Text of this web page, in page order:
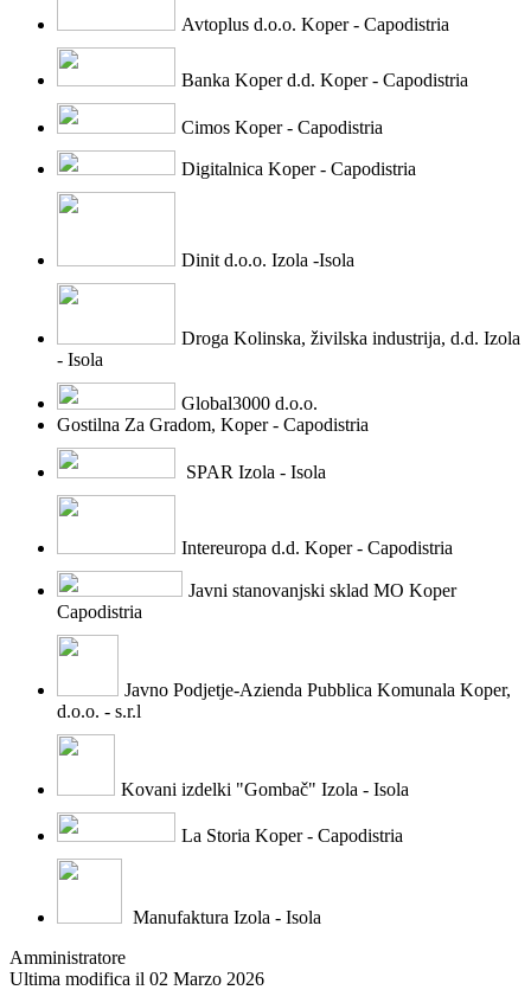
Avtoplus d.o.o. Koper - Capodistria
Banka Koper d.d. Koper - Capodistria
Cimos Koper - Capodistria
Digitalnica Koper - Capodistria
Dinit d.o.o. Izola -Isola
Droga Kolinska, živilska industrija, d.d. Izola
- Isola
Global3000 d.o.o.
Gostilna Za Gradom, Koper - Capodistria
SPAR Izola - Isola
Intereuropa d.d. Koper - Capodistria
Javni stanovanjski sklad MO Koper
Capodistria
Javno Podjetje-Azienda Pubblica Komunala Koper,
d.o.o. - s.r.l
Kovani izdelki "Gombač" Izola - Isola
La Storia Koper - Capodistria
Manufaktura Izola - Isola
Amministratore
Ultima modifica il 02 Marzo 2026